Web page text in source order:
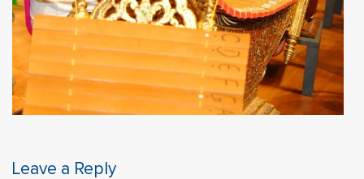
Leave a Reply